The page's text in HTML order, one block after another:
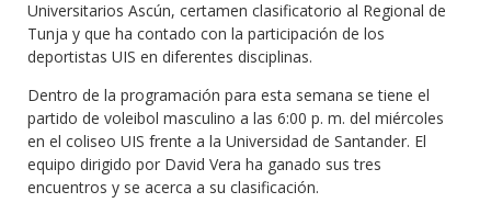
Universitarios Ascún, certamen clasificatorio al Regional de
Tunja y que ha contado con la participación de los
deportistas UIS en diferentes disciplinas.
Dentro de la programación para esta semana se tiene el
partido de voleibol masculino a las 6:00 p. m. del miércoles
en el coliseo UIS frente a la Universidad de Santander. El
equipo dirigido por David Vera ha ganado sus tres
encuentros y se acerca a su clasificación.